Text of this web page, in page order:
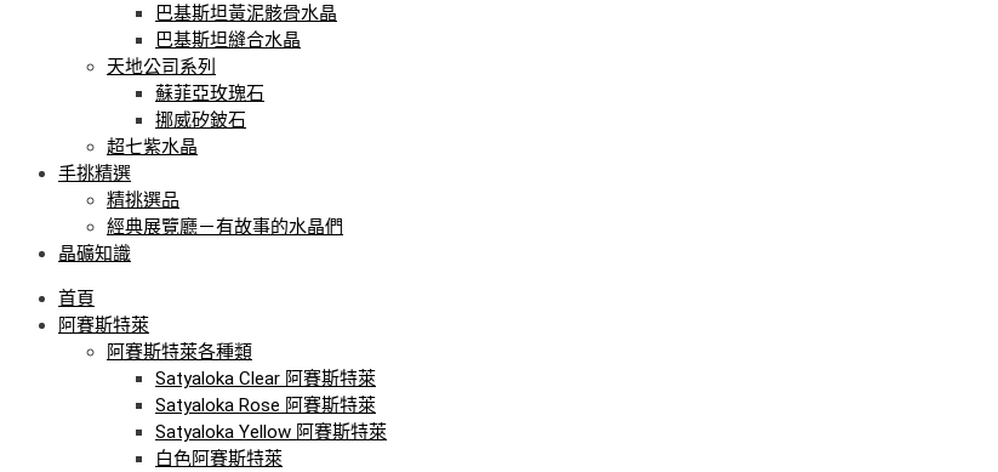
巴基斯坦黃泥骸骨水晶
巴基斯坦縫合水晶
天地公司系列
蘇菲亞玫瑰石
挪威矽鈹石
超七紫水晶
手挑精選
精挑選品
經典展覽廳－有故事的水晶們
晶礦知識
首頁
阿賽斯特萊
阿賽斯特萊各種類
Satyaloka Clear 阿賽斯特萊
Satyaloka Rose 阿賽斯特萊
Satyaloka Yellow 阿賽斯特萊
白色阿賽斯特萊